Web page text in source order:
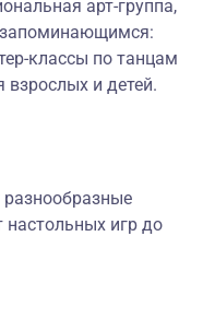
арт-группа,
запоминающимся:
классы по танцам
взрослых и детей.
разнообразные
игр до